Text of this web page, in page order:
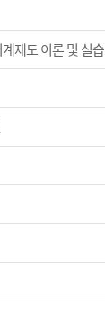
제도 이론 및 실습